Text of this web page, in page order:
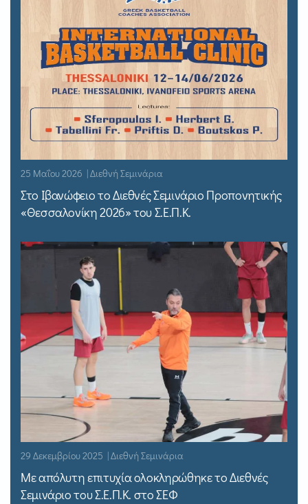
25 Μαΐου 2026 | Διεθνή Σεμινάρια
Στο Ιβανώφειο το Διεθνές Σεμινάριο Προπονητικής
«Θεσσαλονίκη 2026» του Σ.Ε.Π.Κ.
29 Δεκεμβρίου 2025 | Διεθνή Σεμινάρια
Με απόλυτη επιτυχία ολοκληρώθηκε το Διεθνές
Σεμινάριο του Σ.Ε.Π.Κ. στο ΣΕΦ